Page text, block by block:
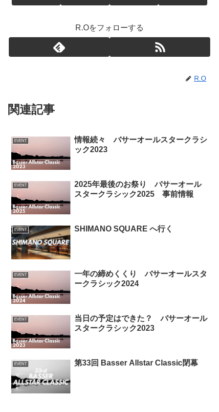
R.Oをフォローする
R.O
関連記事
EVENT
情報続々 バサーオールスタークラシ
ック2023
EVENT
2025年最後のお祭り バサーオール
スタークラシック2025 事前情報
EVENT SHIMANO SQUARE へ行く
EVENT
一年の締めくくり バサーオールスタ
ークラシック2024
EVENT
当日の予定はできた？ バサーオール
スタークラシック2023
EVENT 第33回 Basser Allstar Classic閉幕